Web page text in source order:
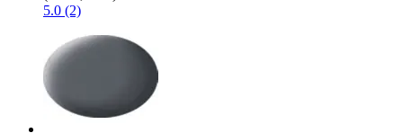
5.0 (2)